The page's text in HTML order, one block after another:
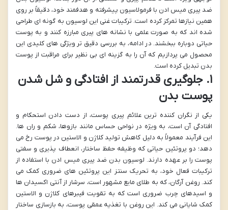
ضد پیری میس ادن با فرمولاسیون پیشرفته و هدفمند خود، دقیقاً بر روی
همین نیازها تمرکز کرده است. ترکیبات غنی این لوسیون به گونه ای طراحی
شده اند که به صورت علمی با نشانه های پیری مبارزه کنند و به پوست
حیاتی دوباره ببخشند. در ادامه، به بررسی دقیق تر ویژگی های کلیدی این
محصول می پردازیم که آن را به گزینه ای بی نظیر برای مراقبت از پوست
بدن تبدیل کرده است.
۱. جلوگیری قدرتمند از افتادگی و شل شدن
پوست بدن
یکی از نگران کننده ترین علائم پیری پوست، از دست دادن استحکام و
افتادگی آن است، به ویژه در نواحی حساس مانند بازوها، شکم و ران ها.
این فرآیند معمولاً به دلیل کاهش تولید کلاژن و الاستین در پوست رخ می
دهد؛ دو پروتئین حیاتی که وظیفه حفظ ساختار، انعطاف پذیری و سفتی
پوست را بر عهده دارند. لوسیون بدن ضد پیری میس ادن با استفاده از
ترکیبات فعال خود، به تحریک سنتز این پروتئین های ضروری کمک می
کند. روغن آرگان، که به طلای مایع مشهور است، سرشار از آنتی اکسیدان ها
و اسیدهای چرب ضروری است که به تقویت فیبرهای کلاژن و الاستین
کمک شایانی می کند. این روغن با تغذیه عمقی پوست، به بازسازی ساختار